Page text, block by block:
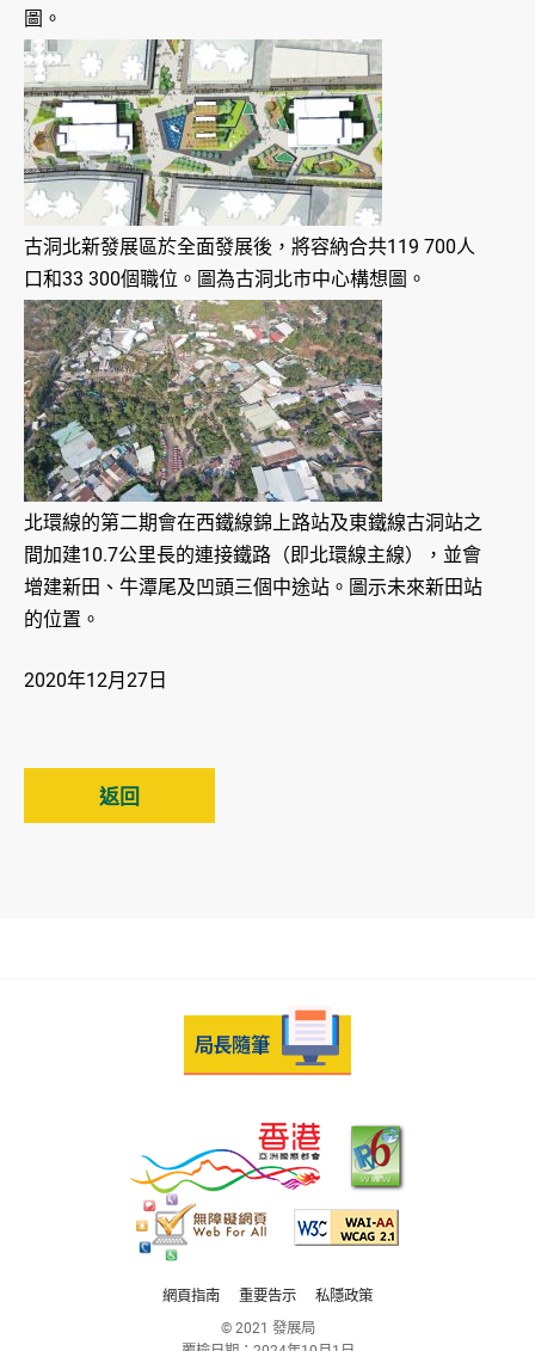
圖。
古洞北新發展區於全面發展後，將容納合共119 700人
口和33 300個職位。圖為古洞北市中心構想圖。
北環線的第二期會在西鐵線錦上路站及東鐵線古洞站之
間加建10.7公里長的連接鐵路（即北環線主線），並會
增建新田、牛潭尾及凹頭三個中途站。圖示未來新田站
的位置。
2020年12月27日
返回
網頁指南 重要告示
私隱政策
© 2021 發展局